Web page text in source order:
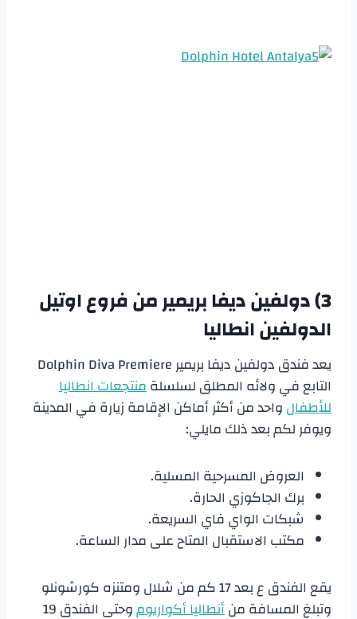
3) دولفين ديفا بريمير من فروع
اوتيل
الدولفين انطاليا
يعد فندق دولفين ديفا بريمير Dolphin Diva Premiere
التابع في ولائه المطلق لسلسلةمنتجعات انطاليا
للأطفالواحد من أكثر أماكن الإقامة زيارة في المدينة
ويوفر لكم بعد ذلك مايلي:
العروض المسرحية المسلية.
برك الجاكوزي الحارة.
شبكات الواي فاي السريعة.
مكتب الاستقبال المتاح على مدار الساعة.
يقع الفندق ع بعد 17 كم من شلال ومتنزه كورشونلو
وتبلغ المسافة منأنطاليا أكواريوم
وحتى الفندق 19